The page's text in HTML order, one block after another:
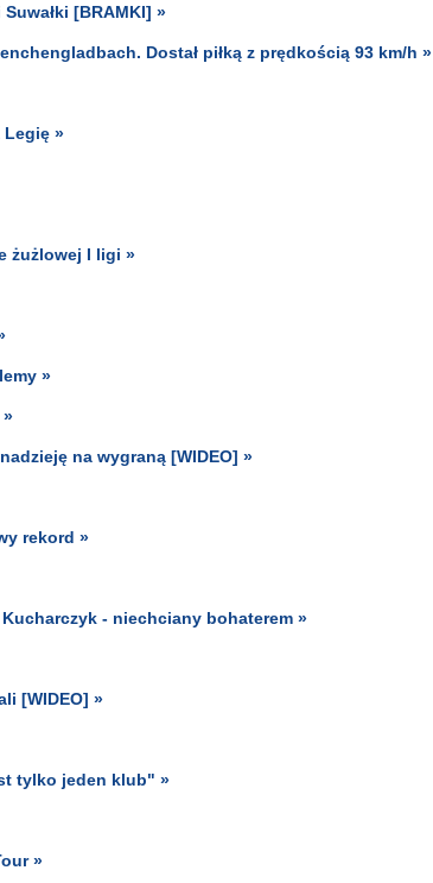
[BRAMKI] »
Dostał piłką z prędkością 93 km/h »
Legię »
żużlowej I ligi »
»
»
na wygraną [WIDEO] »
rekord »
- niechciany bohaterem »
[WIDEO] »
tylko jeden klub" »
»